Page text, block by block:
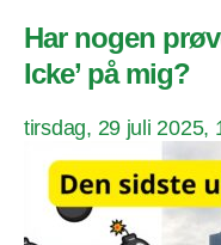
Har nogen
Icke’ på mig?
tirsdag, 29 juli 2025,